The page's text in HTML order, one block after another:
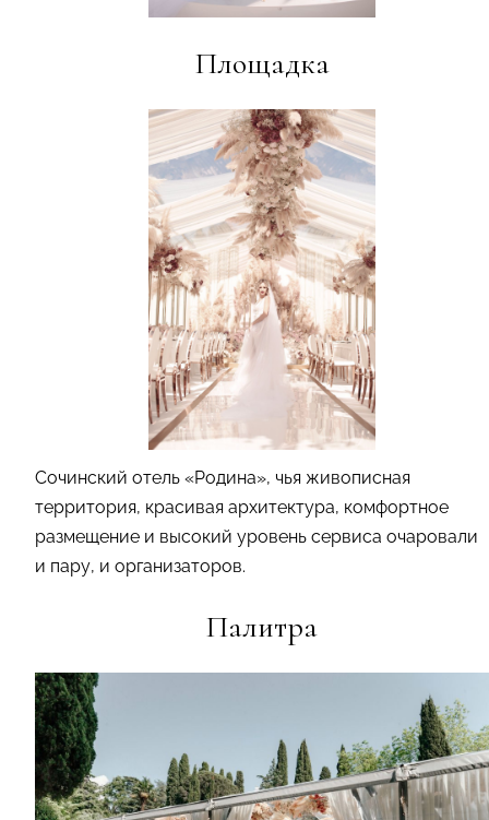
Площадка
Сочинский отель «Родина», чья живописная
территория, красивая архитектура, комфортное
размещение и высокий уровень сервиса очаровали
и пару, и организаторов.
Палитра